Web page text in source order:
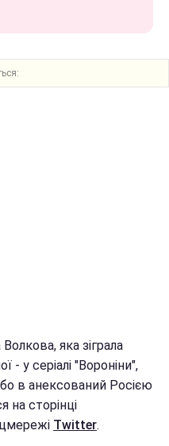
яка зіграла
- у серіалі "Вороніни",
в анексований Росією
на сторінці
Twitter.